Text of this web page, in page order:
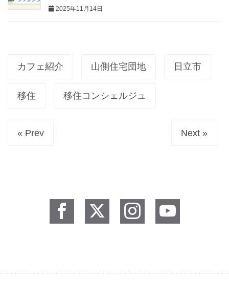
2025年11月14日
カフェ紹介 山側住宅団地 日立市
移住 移住コンシェルジュ
« Prev Next »